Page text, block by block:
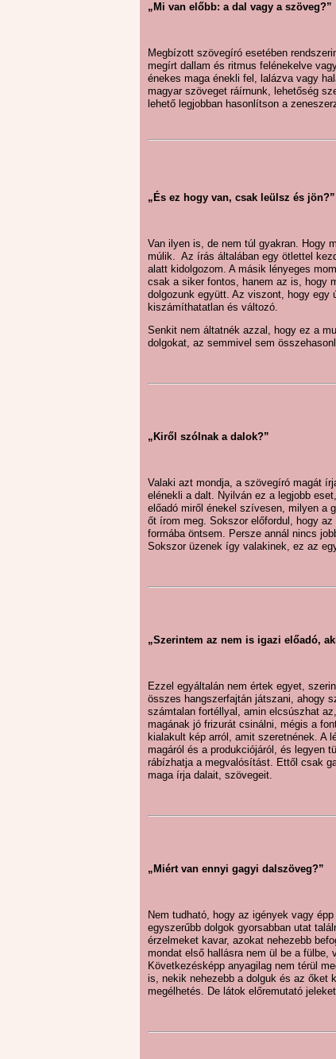
„Mi van előbb: a dal vagy a szöveg?”
Megbízott szövegíró esetében
megírt dallam és ritmus felénekelve
énekes maga énekli fel, lalázva vagy
magyar szöveget ráírnunk, lehetőség
lehető legjobban hasonlítson a
„És ez hogy van, csak leülsz és jön?”
Van ilyen is, de nem túl gyakran. Hogy
múlik. Az írás általában egy ötlettel
alatt kidolgozom. A másik lényeges
csak a siker fontos, hanem az is, hogy
dolgozunk együtt. Az viszont, hogy egy
kiszámíthatatlan és változó.
Senkit nem áltatnék azzal, hogy ez a
dolgokat, az semmivel sem
„Kiről szólnak a dalok?”
Valaki azt mondja, a szövegíró magát
elénekli a dalt. Nyilván ez a legjobb
előadó miről énekel szívesen, milyen a
őt írom meg. Sokszor előfordul, hogy
formába öntsem. Persze annál nincs
Sokszor üzenek így valakinek, ez az
„Szerintem az nem is igazi előadó,
Ezzel egyáltalán nem értek egyet,
összes hangszerfajtán játszani, ahogy
számtalan fortéllyal, amin elcsúszhat
magának jó frizurát csinálni, mégis a
kialakult kép arról, amit szeretnének. A
magáról és a produkciójáról, és legyen
rábízhatja a megvalósítást. Ettől csak
maga írja dalait, szövegeit.
„Miért van ennyi gagyi dalszöveg?”
Nem tudható, hogy az igények vagy
egyszerűbb dolgok gyorsabban utat
érzelmeket kavar, azokat nehezebb
mondat első hallásra nem ül be a fülbe,
Következésképp anyagilag nem térül
is, nekik nehezebb a dolguk és az őket
megélhetés. De látok előremutató